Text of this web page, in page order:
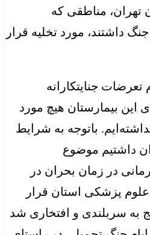
تهران، مناطقی که
داشتند، مورد تخلیه قرار
جنایتکارانه
بیمارستان هیچ مورد
باتوجه به شرایط
داشتیم موضوع
در زمان بحران در
پزشکی استان قرار
به سربلندی و افتخاری شد